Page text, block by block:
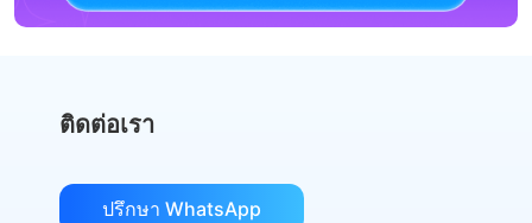
ติดต่อเรา
ปรึกษา WhatsApp